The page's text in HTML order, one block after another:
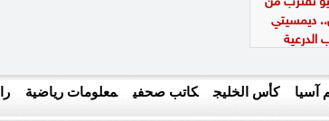
ديمسيتي
الدرعية
آسيا كأس الخليج كاتب صحفي معلومات رياضية